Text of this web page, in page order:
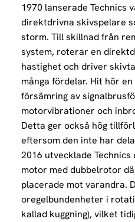
1970 lanserade Technics
direktdrivna skivspelare
storm. Till skillnad från
system, roterar en
hastighet och driver
många fördelar. Hit hör
försämring av
motorvibrationer och
Detta ger också hög
eftersom den inte har
2016 utvecklade
motor med dubbelrotor
placerade mot varandra.
oregelbundenheter i
kallad kuggning), vilket